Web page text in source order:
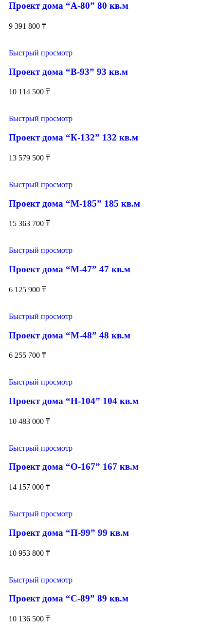
Проект дома “А-80” 80 кв.м
9 391 800 ₸
Быстрый просмотр
Проект дома “В-93” 93 кв.м
10 114 500 ₸
Быстрый просмотр
Проект дома “К-132” 132 кв.м
13 579 500 ₸
Быстрый просмотр
Проект дома “М-185” 185 кв.м
15 363 700 ₸
Быстрый просмотр
Проект дома “М-47” 47 кв.м
6 125 900 ₸
Быстрый просмотр
Проект дома “М-48” 48 кв.м
6 255 700 ₸
Быстрый просмотр
Проект дома “Н-104” 104 кв.м
10 483 000 ₸
Быстрый просмотр
Проект дома “О-167” 167 кв.м
14 157 000 ₸
Быстрый просмотр
Проект дома “П-99” 99 кв.м
10 953 800 ₸
Быстрый просмотр
Проект дома “С-89” 89 кв.м
10 136 500 ₸